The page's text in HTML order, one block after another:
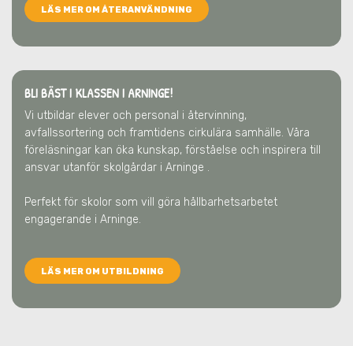
LÄS MER OM ÅTERANVÄNDNING
BLI BÄST I KLASSEN I ARNINGE!
Vi utbildar elever och personal i återvinning,
avfallssortering och framtidens cirkulära samhälle. Våra
föreläsningar kan öka kunskap, förståelse och inspirera till
ansvar utanför skolgårdar i Arninge .
Perfekt för skolor som vill göra hållbarhetsarbetet
engagerande i Arninge.
LÄS MER OM UTBILDNING